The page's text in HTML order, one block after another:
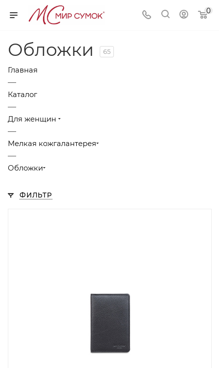
0
Обложки 65
Главная
—
Каталог
—
Для женщин
—
Мелкая кожгалантерея
—
Обложки
ФИЛЬТР